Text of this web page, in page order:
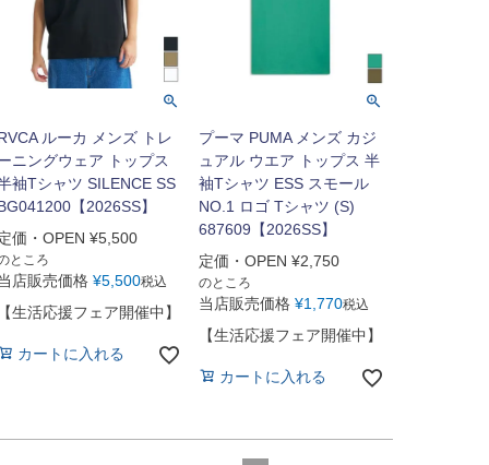
ルーカ メンズ トレ
ニングウェア トップス
袖Tシャツ SILENCE SS
【2026SS】
価・OPEN ¥5,500
ところ
店販売価格 ¥5,500税込
【生活応援フェア開催中】
カートに入れる
プーマ PUMA メンズ カジ
ュアル ウエア トップス 半
袖Tシャツ ESS スモール
NO.1 ロゴ Tシャツ (S)
687609【2026SS】
定価・OPEN ¥2,750
のところ
当店販売価格 ¥1,770税込
【生活応援フェア開催中】
カートに入れる